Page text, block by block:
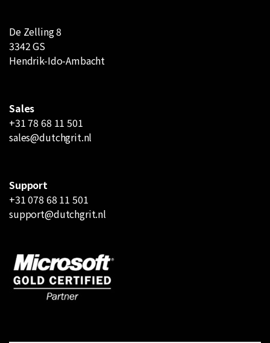
De Zelling 8
3342 GS
Hendrik-Ido-Ambacht
Sales
+31 78 68 11 501
sales@dutchgrit.nl
Support
+31 078 68 11 501
support@dutchgrit.nl